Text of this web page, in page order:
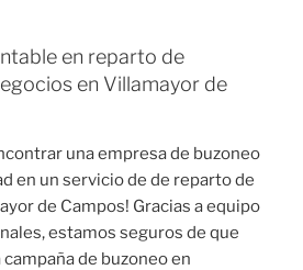
en reparto de
en Villamayor de
una empresa de buzoneo
en un servicio de de reparto de
de Campos! Gracias a equipo
estamos seguros de que
de buzoneo en